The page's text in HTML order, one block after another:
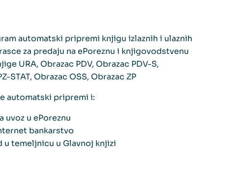
automatski pripremi knjigu izlaznih i ulaznih
za predaju na ePoreznu i knjigovodstvenu
URA, Obrazac PDV, Obrazac PDV-S,
STAT, Obrazac OSS, Obrazac ZP
automatski pripremi i:
uvoz u ePoreznu
bankarstvo
u temeljnicu u Glavnoj knjizi